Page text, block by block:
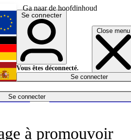
Ga naar de hoofdinhoud
Close menu
Se connecter
Économie
English
Deutsch
Español
Se connecter
Vous êtes déconnecté.
Se connecter
à promouvoir